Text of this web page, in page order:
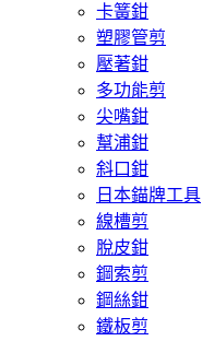
卡簧鉗
塑膠管剪
壓著鉗
多功能剪
尖嘴鉗
幫浦鉗
斜口鉗
日本錨牌工具
線槽剪
脫皮鉗
鋼索剪
鋼絲鉗
鐵板剪